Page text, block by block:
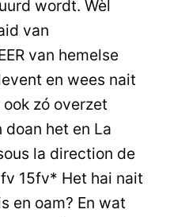
wordt. Wèl
van
van hemelse
en wees nait
ook zó overzet
het en La
la direction de
15fv* Het hai nait
en oam? En wat